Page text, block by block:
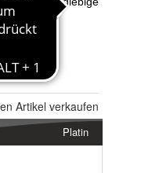
Artikel verkaufen
Platin